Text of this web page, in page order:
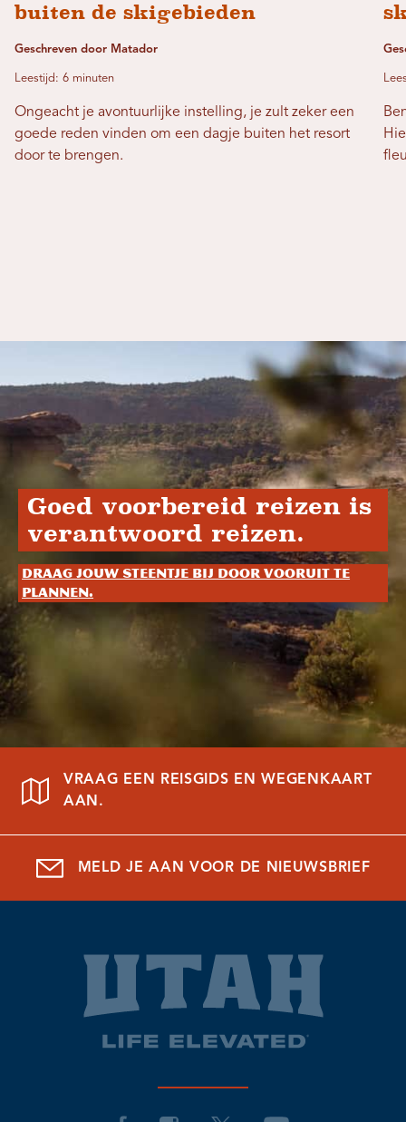
buiten de skigebieden
Geschreven door Matador
Leestijd: 6 minuten
Ongeacht je avontuurlijke instelling, je zult zeker een
goede reden vinden om een ​​dagje buiten het resort
door te brengen.
Goed voorbereid reizen is
verantwoord reizen.
Draag jouw steentje bij door vooruit te
plannen.
VRAAG EEN REISGIDS EN WEGENKAART
AAN.
MELD JE AAN VOOR DE NIEUWSBRIEF